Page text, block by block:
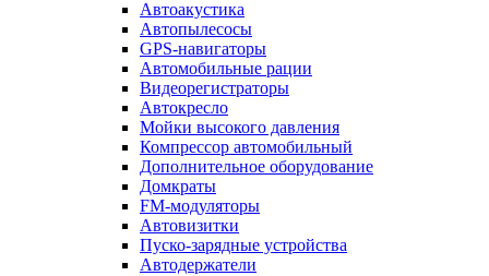
Автоакустика
Автопылесосы
GPS-навигаторы
Автомобильные рации
Видеорегистраторы
Автокресло
Мойки высокого давления
Компрессор автомобильный
Дополнительное оборудование
Домкраты
FM-модуляторы
Автовизитки
Пуско-зарядные устройства
Автодержатели